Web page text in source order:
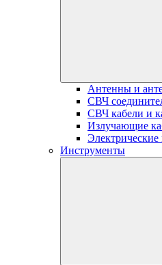
Антенны и
СВЧ
СВЧ кабели и
Излучающие
Электрические
Инструменты